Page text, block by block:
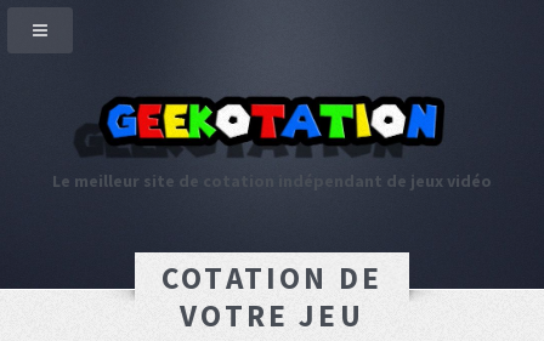
Le meilleur site de cotation indépendant de jeux vidéo
COTATION DE
VOTRE JEU